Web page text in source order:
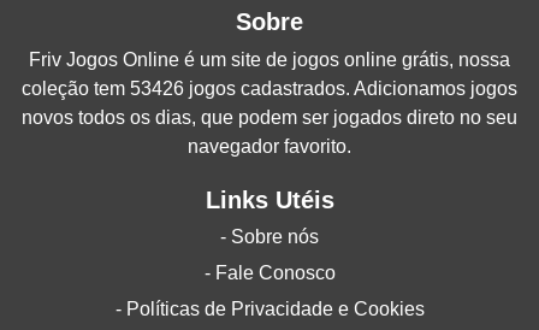
Sobre
Friv Jogos Online é um site de jogos online grátis, nossa
coleção tem 53426 jogos cadastrados. Adicionamos jogos
novos todos os dias, que podem ser jogados direto no seu
navegador favorito.
Links Utéis
- Sobre nós
- Fale Conosco
- Políticas de Privacidade e Cookies